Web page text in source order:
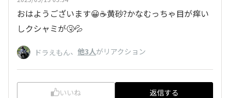
おはようございます😀☕黄砂?かなむっちゃ目が痒い
しクシャミが🤧💦
ドラえもん、 他3人がリアクション
いいね 返信する